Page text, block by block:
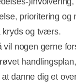
prioritering og
kryds og tværs.
nogen gerne
danne dig et